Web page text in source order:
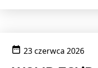
Data23 czerwca 2026